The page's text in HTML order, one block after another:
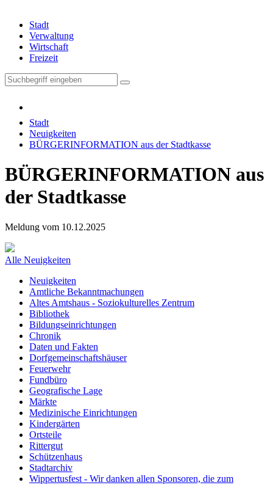
Stadt
Verwaltung
Wirtschaft
Freizeit
Stadt
Neuigkeiten
BÜRGERINFORMATION aus der Stadtkasse
BÜRGERINFORMATION aus
der Stadtkasse
Meldung vom 10.12.2025
Alle Neuigkeiten
Neuigkeiten
Amtliche Bekanntmachungen
Altes Amtshaus - Soziokulturelles Zentrum
Bibliothek
Bildungseinrichtungen
Chronik
Daten und Fakten
Dorfgemeinschaftshäuser
Feuerwehr
Fundbüro
Geografische Lage
Märkte
Medizinische Einrichtungen
Kindergärten
Ortsteile
Rittergut
Schützenhaus
Stadtarchiv
Wippertusfest - Wir danken allen Sponsoren, die zum